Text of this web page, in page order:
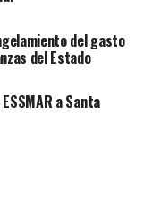
del gasto
del Estado
a Santa